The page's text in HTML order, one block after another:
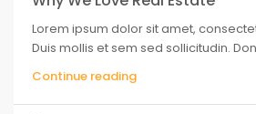
Lorem ipsum dolor sit amet,
Duis mollis et sem sed sollicitudin.
Continue reading